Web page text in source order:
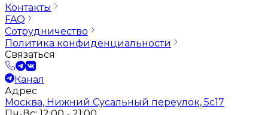
Контакты
FAQ
Сотрудничество
Политика конфиденциальности
Связаться
Канал
Адрес
Москва, Нижний Сусальный переулок, 5с17